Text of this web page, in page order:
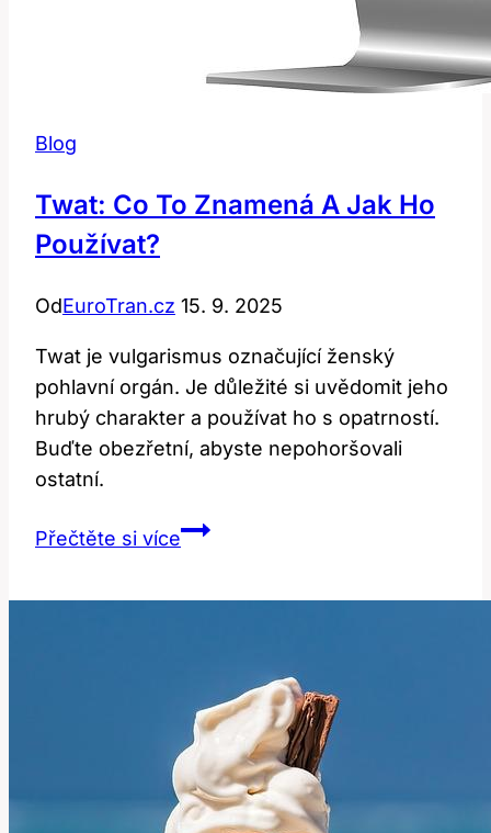
Blog
Twat: Co To Znamená A Jak Ho
Používat?
OdEuroTran.cz 15. 9. 2025
Twat je vulgarismus označující ženský
pohlavní orgán. Je důležité si uvědomit jeho
hrubý charakter a používat ho s opatrností.
Buďte obezřetní, abyste nepohoršovali
ostatní.
Přečtěte si víceTwat:
Ho
Používat?